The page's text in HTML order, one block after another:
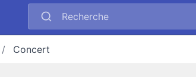
Recherche
Concert